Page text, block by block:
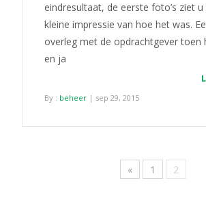
eindresultaat, de eerste foto’s ziet u
kleine impressie van hoe het was.
overleg met de opdrachtgever toen
en ja
By : beheer | sep 29, 2015
« 1 2